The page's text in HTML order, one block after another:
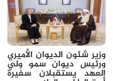
وزير شئون الديوان الأميري
ورئيس ديوان سمو ولي
العهد يستقبلان سفيرة